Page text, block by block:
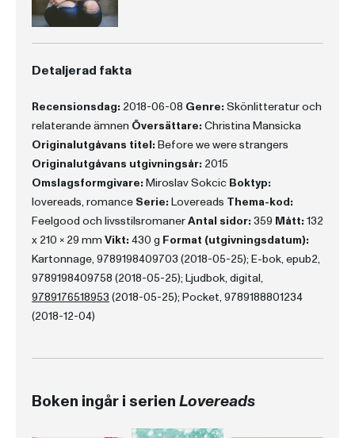
Detaljerad fakta
Recensionsdag: 2018-06-08 Genre: Skönlitteratur och
relaterande ämnen Översättare: Christina Mansicka
Originalutgåvans titel: Before we were strangers
Originalutgåvans utgivningsår: 2015
Omslagsformgivare: Miroslav Sokcic Boktyp:
lovereads, romance Serie: Lovereads Thema-kod:
Feelgood och livsstilsromanerAntal sidor: 359 Mått: 132
x 210 x 29 mm Vikt: 430 g Format (utgivningsdatum):
Kartonnage, 9789198409703 (2018-05-25); E-bok, epub2,
9789198409758 (2018-05-25); Ljudbok, digital,
9789176518953 (2018-05-25); Pocket, 9789188801234
(2018-12-04)
Boken ingår i serienLovereads